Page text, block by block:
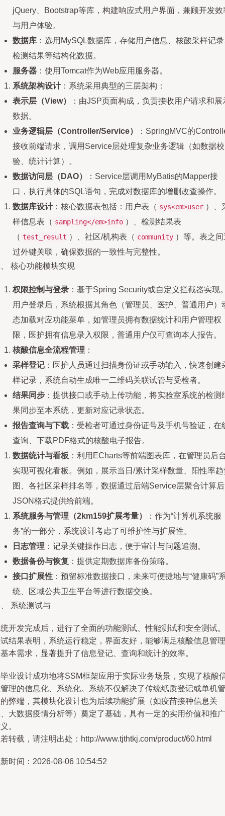
jQuery、Bootstrap等库，构建响应式用户界面，兼顾开发效
与用户体验。
数据库 ：选用MySQL数据库，存储用户信息、核酸采样记
检测结果等结构化数据。
服务器 ：使用Tomcat作为Web应用服务器。
系统架构设计：系统采用典型的三层架构：
表示层（View）
：由JSP页面构成，负责接收用户请求和展
数据。
业务逻辑层（Controller/Service）
：SpringMVC的
接收前端请求，调用Service层处理复杂业务逻辑（如数据校
验、统计计算）。
数据访问层（DAO）
：Service层调用MyBatis的Mapper接
口，执行具体的SQL语句，完成对数据库的增删改查操作。
数据库设计：核心数据表包括：用户表（ sys<em>user ）、
样信息表（ sampling</em>info ）、检测结果表
（ test_result ）、社区/机构表（ community ）等。表之
过外键关联，确保数据的一致性与完整性。
核心功能模块实现
权限控制与登录 ：基于Spring Security或自定义拦截器实现
用户登录后，系统根据其角色（管理员、医护、普通用户）
态加载对应功能菜单，如管理员拥有数据统计和用户管理权
限，医护拥有信息录入权限，普通用户仅可查询本人报告。
核酸信息全流程管理 ：
采样登记 ：医护人员通过扫描身份证或手动输入，快速创建
样记录，系统自动生成唯一二维码关联试管与受检者。
结果同步 ：提供接口或手动上传功能，将实验室系统的检测
果同步至本系统，更新对应记录状态。
报告查询与下载 ：受检者可通过身份证号及手机号验证，在
查询、下载PDF格式的核酸电子报告。
数据统计与看板 ：利用ECharts等前端图表库，在管理员后
实现可视化看板。例如，展示当日/累计采样数量、阳性率趋
图、各社区采样排名等，数据通过后端Service层聚合计算
JSON格式提供给前端。
系统服务与管理（2km159扩展考量）
：作为“计算机系统服
务”的一部分，系统设计考虑了可维护性与扩展性。
日志管理 ：记录关键操作日志，便于审计与问题追溯。
数据备份与恢复 ：提供定期数据库备份策略。
接口扩展性 ：预留标准数据接口，未来可便捷地与“健康码”
统、区域公共卫生平台等进行数据交换。
系统测试与
开发完成后，进行了全面的功能测试、性能测试和安全测试。
结果表明，系统运行稳定，界面友好，能够满足核酸信息管理
本需求，显著提升了信息登记、查询和统计的效率。
业设计成功地将SSM框架应用于实际业务场景，实现了核酸
理的信息化、系统化。系统不仅解决了传统纸质登记或单机管
弊端，其模块化设计也为后续功能扩展（如疫苗接种信息关
大数据疫情分析等）奠定了基础，具有一定的实用价值和推广
。
转载，请注明出处：http://www.tjthtkj.com/product/60.html
时间：2026-08-06 10:54:52